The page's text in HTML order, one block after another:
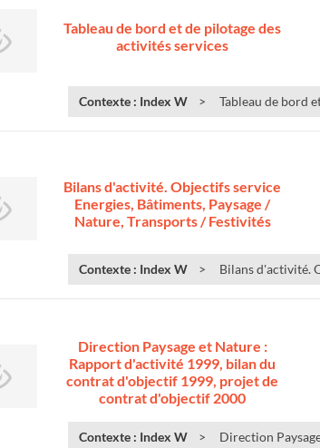
Tableau de bord et de pilotage des
activités services
Contexte : Index W Tableau de bord
Bilans d'activité. Objectifs service
Energies, Bâtiments, Paysage /
Nature, Transports / Festivités
Contexte : Index W Bilans d'activité.
Direction Paysage et Nature :
Rapport d'activité 1999, bilan du
contrat d'objectif 1999, projet de
contrat d'objectif 2000
Contexte : Index W Direction